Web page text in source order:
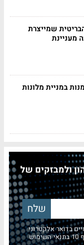
שמייצרת
מעניינת
במניית מלונות
ולמבזקים של
בדואר אלקטרוני